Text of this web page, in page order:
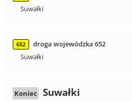
Suwałki
652
droga wojewódzka 652
Suwałki
Koniec Suwałki